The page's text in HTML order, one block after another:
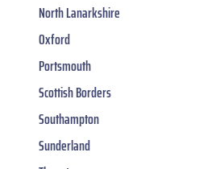
North Lanarkshire
Oxford
Portsmouth
Scottish Borders
Southampton
Sunderland